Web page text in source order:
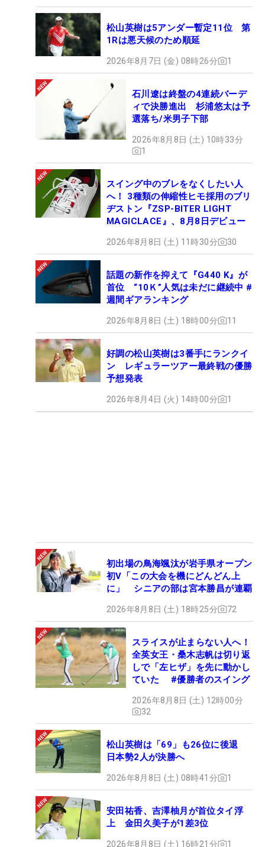
松山英樹は5アンダー暫定11位 第
1Rは悪天候のため順延
2026年8月7日 (金) 08時26分 1
石川遼は終盤の4連続バーデ
ィで決勝進出 杉浦悠太は予
選落ち/米男子下部
2026年8月8日 (土) 10時33分
1
スイング中のブレをなくしたい人
へ！ 3種類の伸縮性ヒモ採用のブリ
ヂストン『ZSP-BITER LIGHT
MAGICLACE』、8月8日デビュー
2026年8月8日 (土) 11時30分 30
話題の新作を抑えて『G440 K』が
首位 “10Ｋ”人気は未だに継続中 #
週間ギアランキング
2026年8月8日 (土) 18時00分 11
好調の松山英樹は3番手にランクイ
ン レギュラーツアー最終戦の優勝
予想発表
2026年8月4日 (火) 14時00分 1
初出場の鳥海颯汰が岩手県オープン
初V「この大会を機にどんどん上
に」 シニアの部は宮本勝昌が連覇
2026年8月8日 (土) 18時25分 72
スライスが止まらない人へ！
全英女王・桑木志帆は切り返
しで「左ヒザ」を先に動かし
ていた #優勝者のスイング
2026年8月8日 (土) 12時00分
32
松山英樹は「69」も26位に後退
日本勢2人が決勝へ
2026年8月8日 (土) 08時41分 1
安田祐香、吉澤柚月が首位タイ浮
上 金田久美子が1差3位
2026年8月8日 (土) 16時21分 1